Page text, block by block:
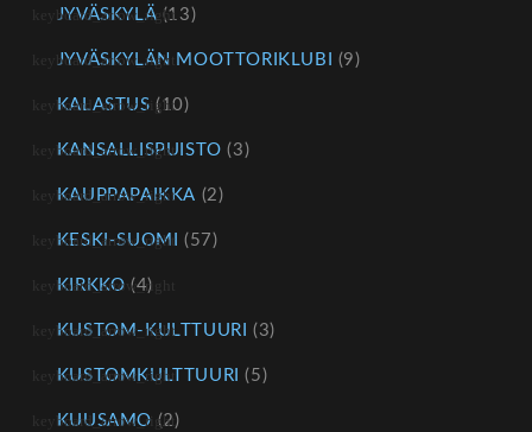
JYVÄSKYLÄ(13)
JYVÄSKYLÄN MOOTTORIKLUBI (9)
KALASTUS (10)
KANSALLISPUISTO (3)
KAUPPAPAIKKA (2)
KESKI-SUOMI (57)
KIRKKO (4)
KUSTOM-KULTTUURI (3)
KUSTOMKULTTUURI (5)
KUUSAMO (2)